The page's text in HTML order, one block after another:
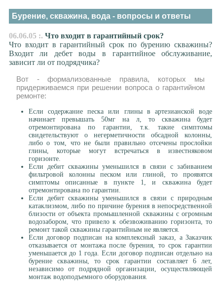
Бурение, скважина, вода - вопросы и ответы
06.06.05 :. Что входит в гарантийный срок?
Что входит в гарантийный срок по бурению скважины?
Входит ли дебет воды в гарантийное обслуживание,
зависит ли от подрядчика?
Вот - формализованные правила, которых мы
придерживаемся при решении вопроса о гарантийном
ремонте:
Если содержание песка или глины в артезианской воде
начинает превышать 50мг на л, то скважина будет
отремонтирована по гарантии, т.к. такие симптомы
свидетельствуют о негерметичности обсадной колонны,
либо о том, что не были правильно отсечены прослойки
глины, которые могут встречаться в известняковом
горизонте.
Если дебит скважины уменьшился в связи с забиванием
фильтровой колонны песком или глиной, то проявятся
симптомы описанные в пункте 1, и скважина будет
отремонтирована по гарантии.
Если дебит скважины уменьшился в связи с природным
катаклизмом, либо по причине бурения в непосредственной
близости от объекта промышленной скважины с огромным
водозабором, что привело к обезвоживанию горизонта, то
ремонт такой скважины гарантийным не является.
Если договор подписан на комплексный заказ, а Заказчик
отказывается от монтажа после бурения, то срок гарантии
уменьшается до 1 года. Если договор подписан отдельно на
бурение скважины, то срок гарантии составляет 6 лет,
независимо от подрядной организации, осуществляющей
монтаж водоподъемного оборудования.